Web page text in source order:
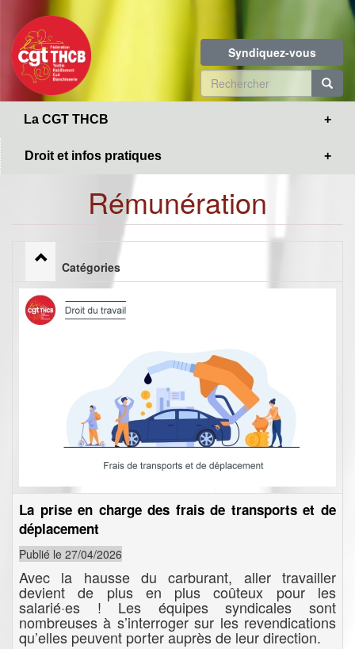
contenu
principal
Syndiquez-vous
Formulaire
de
La CGT THCB
Droit et infos pratiques
Rémunération
Catégories
La prise en charge des frais de transports et de
déplacement
Publié le 27/04/2026
Avec la hausse du carburant, aller travailler
devient de plus en plus coûteux pour les
salarié·es ! Les équipes syndicales sont
nombreuses à s’interroger sur les revendications
qu’elles peuvent porter auprès de leur direction.